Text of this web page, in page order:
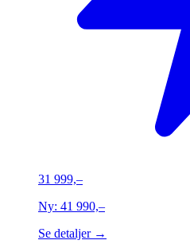
31 999,–
Ny: 41 990,–
Se detaljer →